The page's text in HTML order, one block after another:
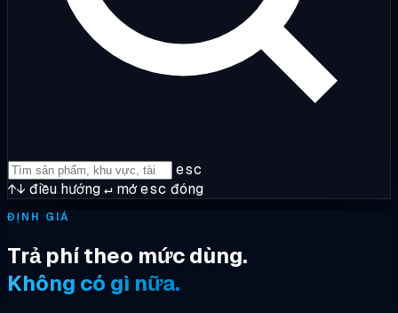
esc
↑↓ điều hướng↵ mởesc đóng
ĐỊNH GIÁ
Trả phí theo mức dùng.
Không có gì nữa.